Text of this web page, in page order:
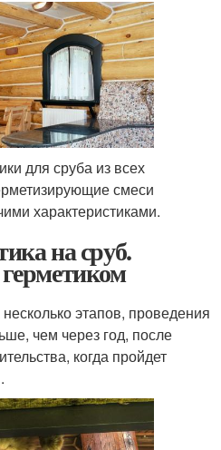
для сруба из всех
смеси
характеристиками.
на сруб.
этапов, проведения
чем через год, после
когда пройдет